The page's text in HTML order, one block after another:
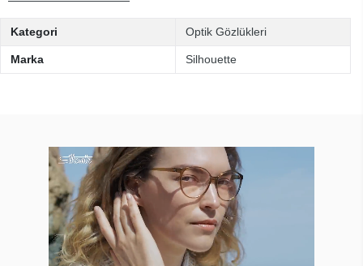
Kategori Optik Gözlükleri
Marka Silhouette